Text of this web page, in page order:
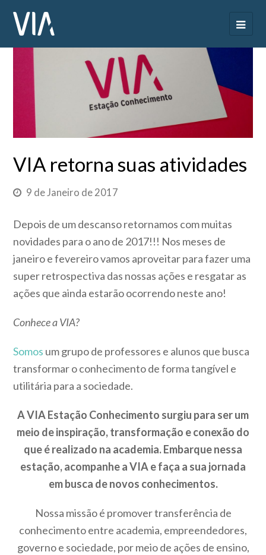
VIA retorna suas atividades
9 de Janeiro de 2017
Depois de um descanso retornamos com muitas
novidades para o ano de 2017!!! Nos meses de
janeiro e fevereiro vamos aproveitar para fazer uma
super retrospectiva das nossas ações e resgatar as
ações que ainda estarão ocorrendo neste ano!
Conhece a VIA?
Somos um grupo de professores e alunos que busca
transformar o conhecimento de forma tangível e
utilitária para a sociedade.
A VIA Estação Conhecimento surgiu para ser um
meio de inspiração, transformação e conexão do
que é realizado na academia. Embarque nessa
estação, acompanhe a VIA e faça a sua jornada
em busca de novos conhecimentos.
Nossa missão é promover transferência de
conhecimento entre academia, empreendedores,
governo e sociedade, por meio de ações de ensino,